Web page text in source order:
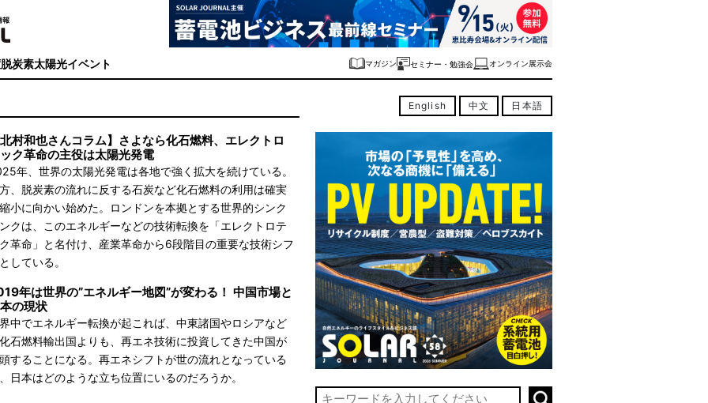
脱炭素太陽光イベント マガジン セミナー・勉強会 オンライン展示会
年、世界の太陽光発電は各地で強く拡大を続けている。
、脱炭素の流れに反する石炭など化石燃料の利用は確実
小に向かい始めた。ロンドンを本拠とする世界的シンク
クは、このエネルギーなどの技術転換を「エレクトロテ
革命」と名付け、産業革命から6段階目の重要な技術シフ
している。
村和也さんコラム】さよなら化石燃料、エレクトロ
ク革命の主役は太陽光発電
中でエネルギー転換が起これば、中東諸国やロシアなど
石燃料輸出国よりも、再エネ技術に投資してきた中国が
することになる。再エネシフトが世の流れとなっている
日本はどのような立ち位置にいるのだろうか。
年は世界の”エネルギー地図”が変わる！ 中国市場と
の現状
English 中文 日本語